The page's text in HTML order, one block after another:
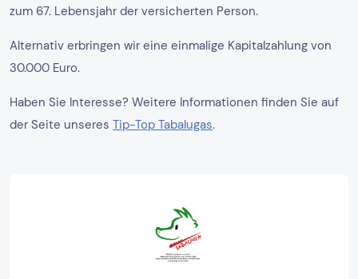
zum 67. Lebensjahr der versicherten Person.
Alternativ erbringen wir eine einmalige Kapitalzahlung von
30.000 Euro.
Haben Sie Interesse? Weitere Informationen finden Sie auf
der Seite unseres Tip-Top Tabalugas.